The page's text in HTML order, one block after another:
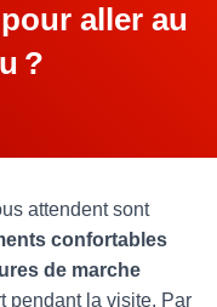
I
M
A
aller au
?
attendent sont
confortables
de marche
pendant la visite. Par